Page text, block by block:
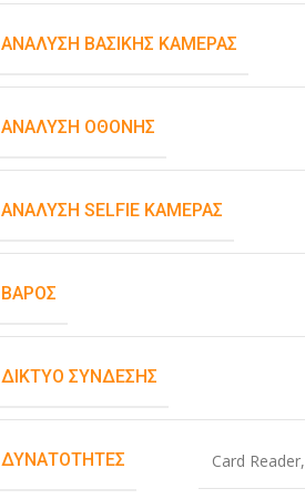
ΑΝΆΛΥΣΗ ΒΑΣΙΚΉΣ ΚΆΜΕΡΑΣ
ΑΝΆΛΥΣΗ ΟΘΌΝΗΣ
ΑΝΆΛΥΣΗ SELFIE ΚΆΜΕΡΑΣ
ΒΆΡΟΣ
ΔΊΚΤΥΟ ΣΎΝΔΕΣΗΣ
ΔΥΝΑΤΌΤΗΤΕΣ Card Reader,